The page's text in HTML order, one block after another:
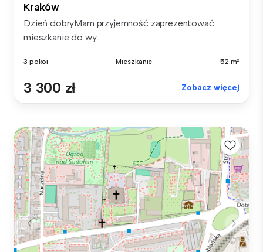
Kraków
Dzień dobryMam przyjemność zaprezentować
mieszkanie do wy...
3 pokoi Mieszkanie 52 m²
3 300 zł Zobacz więcej